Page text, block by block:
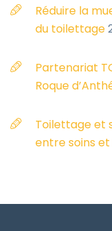
Réduire la
du toilettage
Partenariat
Roque
Toilettage et
entre soins